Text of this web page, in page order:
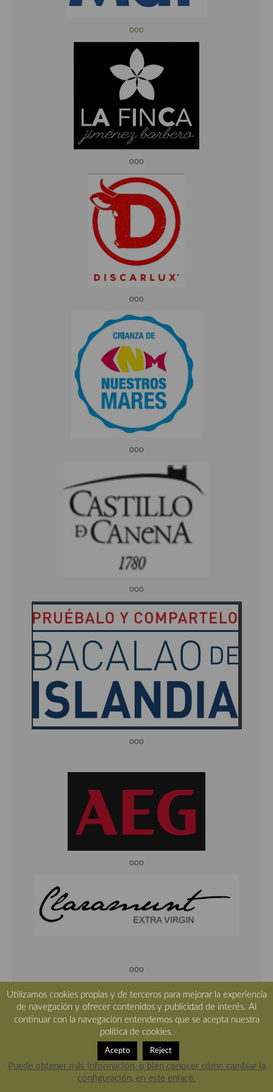
ooo
ooo
ooo
ooo
ooo
ooo
ooo
ooo
ooo
Utilizamos cookies propias y de terceros para mejorar la experiencia
de navegación y ofrecer contenidos y publicidad de interés. Al
continuar con la navegación entendemos que se acepta nuestra
política de cookies.
Acepto Reject
Puede obtener más información, o bien conocer cómo cambiar la
configuración, en este enlace.